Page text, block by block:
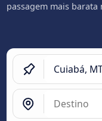
passagem mais barata